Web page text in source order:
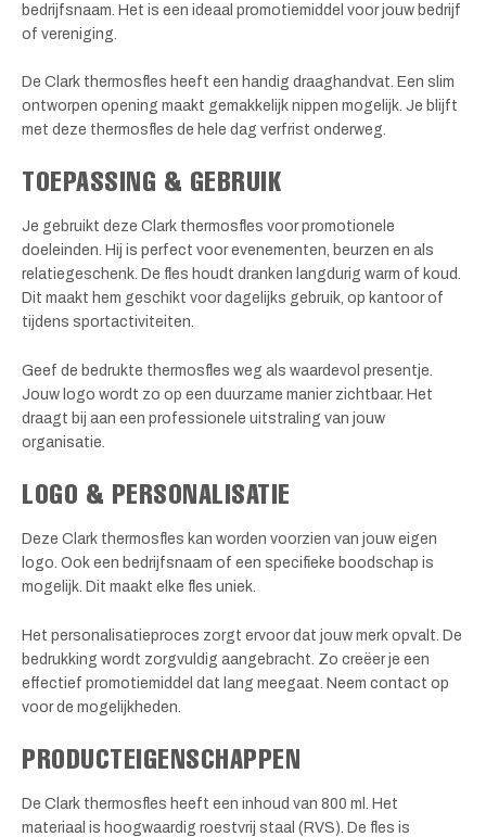
bedrijfsnaam. Het is een ideaal promotiemiddel voor jouw bedrijf
of vereniging.
De Clark thermosfles heeft een handig draaghandvat. Een slim
ontworpen opening maakt gemakkelijk nippen mogelijk. Je blijft
met deze thermosfles de hele dag verfrist onderweg.
TOEPASSING & GEBRUIK
Je gebruikt deze Clark thermosfles voor promotionele
doeleinden. Hij is perfect voor evenementen, beurzen en als
relatiegeschenk. De fles houdt dranken langdurig warm of koud.
Dit maakt hem geschikt voor dagelijks gebruik, op kantoor of
tijdens sportactiviteiten.
Geef de bedrukte thermosfles weg als waardevol presentje.
Jouw logo wordt zo op een duurzame manier zichtbaar. Het
draagt bij aan een professionele uitstraling van jouw
organisatie.
LOGO & PERSONALISATIE
Deze Clark thermosfles kan worden voorzien van jouw eigen
logo. Ook een bedrijfsnaam of een specifieke boodschap is
mogelijk. Dit maakt elke fles uniek.
Het personalisatieproces zorgt ervoor dat jouw merk opvalt. De
bedrukking wordt zorgvuldig aangebracht. Zo creëer je een
effectief promotiemiddel dat lang meegaat. Neem contact op
voor de mogelijkheden.
PRODUCTEIGENSCHAPPEN
De Clark thermosfles heeft een inhoud van 800 ml. Het
materiaal is hoogwaardig roestvrij staal (RVS). De fles is